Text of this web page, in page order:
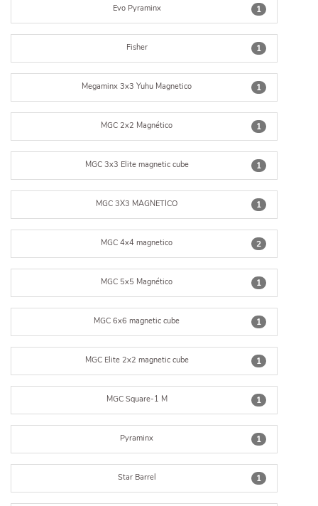
1
Evo Pyraminx
1
Fisher
1
Megaminx 3x3 Yuhu Magnetico
1
MGC 2x2 Magnético
1
MGC 3x3 Elite magnetic cube
1
MGC 3X3 MAGNETICO
2
MGC 4x4 magnetico
1
MGC 5x5 Magnético
1
MGC 6x6 magnetic cube
1
MGC Elite 2x2 magnetic cube
1
MGC Square-1 M
1
Pyraminx
1
Star Barrel